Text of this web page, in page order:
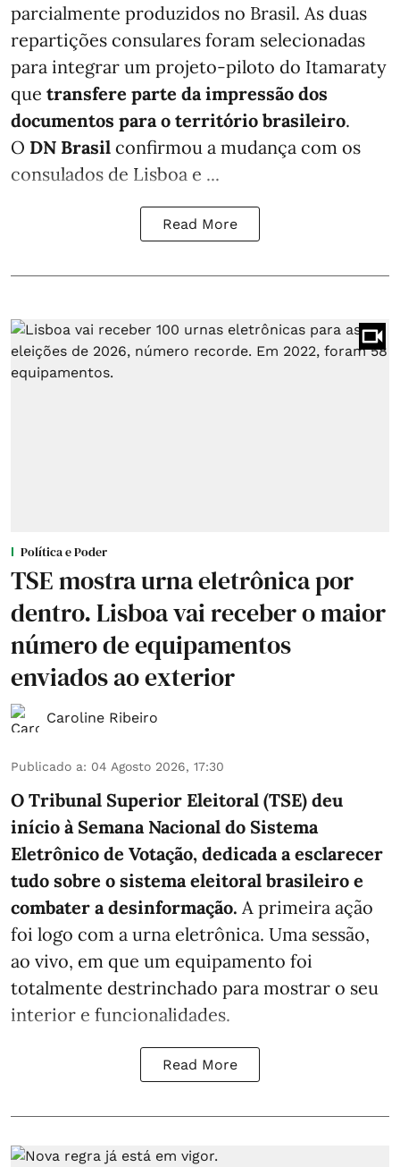
parcialmente produzidos no Brasil. As duas
repartições consulares foram selecionadas
para integrar um projeto-piloto do Itamaraty
que transfere parte da impressão dos
documentos para o território brasileiro.
O DN Brasil confirmou a mudança com os
consulados de Lisboa e ...
Read More
Política e Poder
TSE mostra urna eletrônica por
dentro. Lisboa vai receber o maior
número de equipamentos
enviados ao exterior
Caroline Ribeiro
Publicado a: 04 Agosto 2026, 17:30
O Tribunal Superior Eleitoral (TSE) deu
início à Semana Nacional do Sistema
Eletrônico de Votação, dedicada a esclarecer
tudo sobre o sistema eleitoral brasileiro e
combater a desinformação. A primeira ação
foi logo com a urna eletrônica. Uma sessão,
ao vivo, em que um equipamento foi
totalmente destrinchado para mostrar o seu
interior e funcionalidades.
Read More